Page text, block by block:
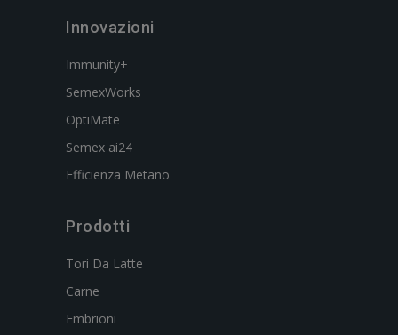
Innovazioni
Immunity+
SemexWorks
OptiMate
Semex ai24
Efficienza Metano
Prodotti
Tori Da Latte
Carne
Embrioni